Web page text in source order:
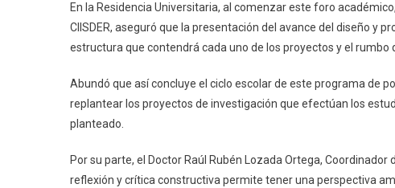
En la Residencia Universitaria, al comenzar este foro
CIISDER, aseguró que la presentación del avance del diseño y
estructura que contendrá cada uno de los proyectos y el rumbo
Abundó que así concluye el ciclo escolar de este programa de
replantear los proyectos de investigación que efectúan los
planteado.
Por su parte, el Doctor Raúl Rubén Lozada Ortega,
reflexión y crítica constructiva permite tener una perspectiva